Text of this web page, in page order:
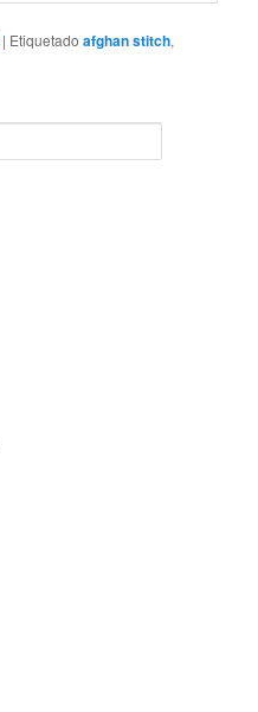
| Etiquetado afghan stitch,